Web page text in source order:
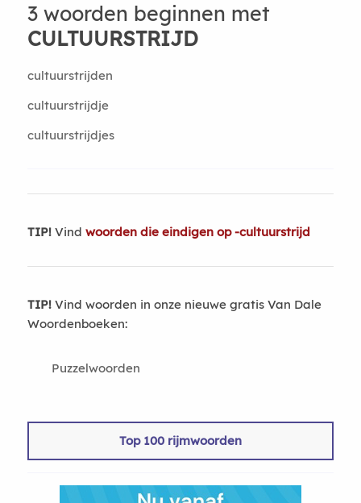
3 woorden beginnen met
CULTUURSTRIJD
cultuurstrijden
cultuurstrijdje
cultuurstrijdjes
TIP!Vind woorden die eindigen op -cultuurstrijd
TIP!Vind woorden in onze nieuwe gratis Van Dale
Woordenboeken:
Puzzelwoorden
Top 100 rijmwoorden